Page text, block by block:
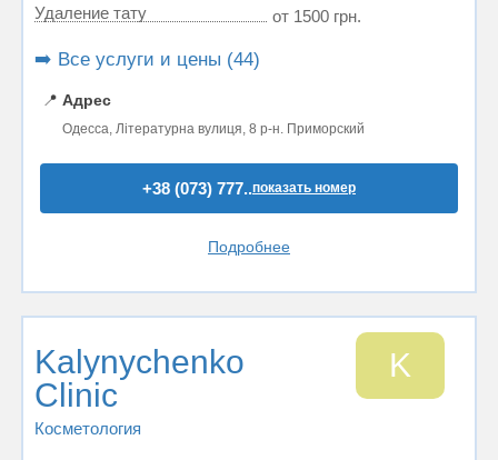
Удаление тату от 1500 грн.
➡️ Все услуги и цены (44)
📍 Адрес
Одесса, Літературна вулиця, 8 р-н. Приморский
+38 (073) 777..показать номер
Подробнее
Kalynychenko
Clinic
Косметология
K